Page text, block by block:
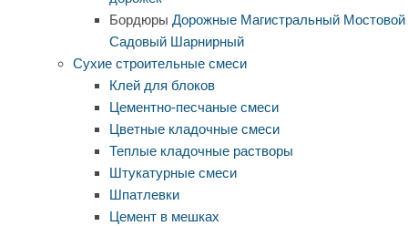
Бордюры Дорожные Магистральный Мостовой
Садовый Шарнирный
Сухие строительные смеси
Клей для блоков
Цементно-песчаные смеси
Цветные кладочные смеси
Теплые кладочные растворы
Штукатурные смеси
Шпатлевки
Цемент в мешках